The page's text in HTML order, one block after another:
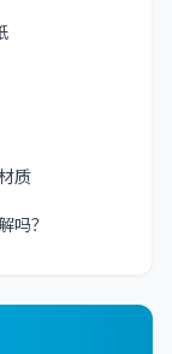
质
吗？